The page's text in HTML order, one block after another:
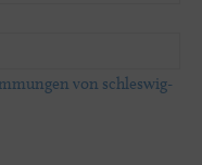
von schleswig-